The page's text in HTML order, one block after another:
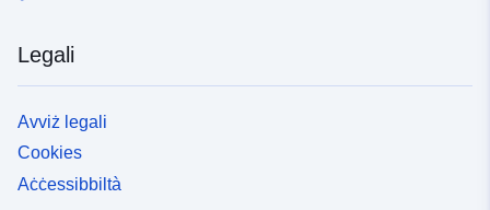
Legali
Avviż legali
Cookies
Aċċessibbiltà